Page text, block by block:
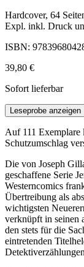
Hardcover, 64
Expl. inkl. Druck
ISBN:
39,80 €
Sofort lieferbar
Leseprobe anzeigen
Auf 111 Exemplare
Schutzumschlag
Die von Joseph
geschaffene Serie
Westerncomics
Übertreibung als
wichtigsten
verknüpft in seinen
den stets für die
eintretenden